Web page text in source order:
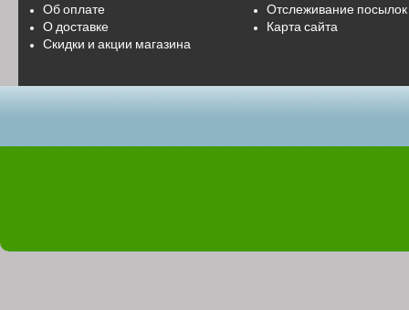
Об оплате
О доставке
Скидки и акции магазина
Отслеживание посылок
Карта сайта